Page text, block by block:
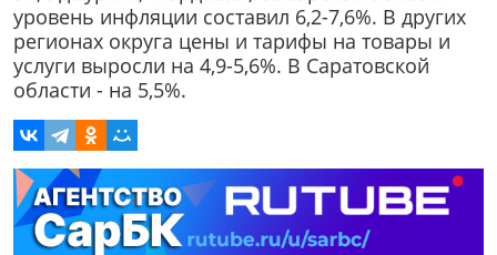
уровень инфляции составил 6,2-7,6%. В других
регионах округа цены и тарифы на товары и
услуги выросли на 4,9-5,6%. В Саратовской
области - на 5,5%.